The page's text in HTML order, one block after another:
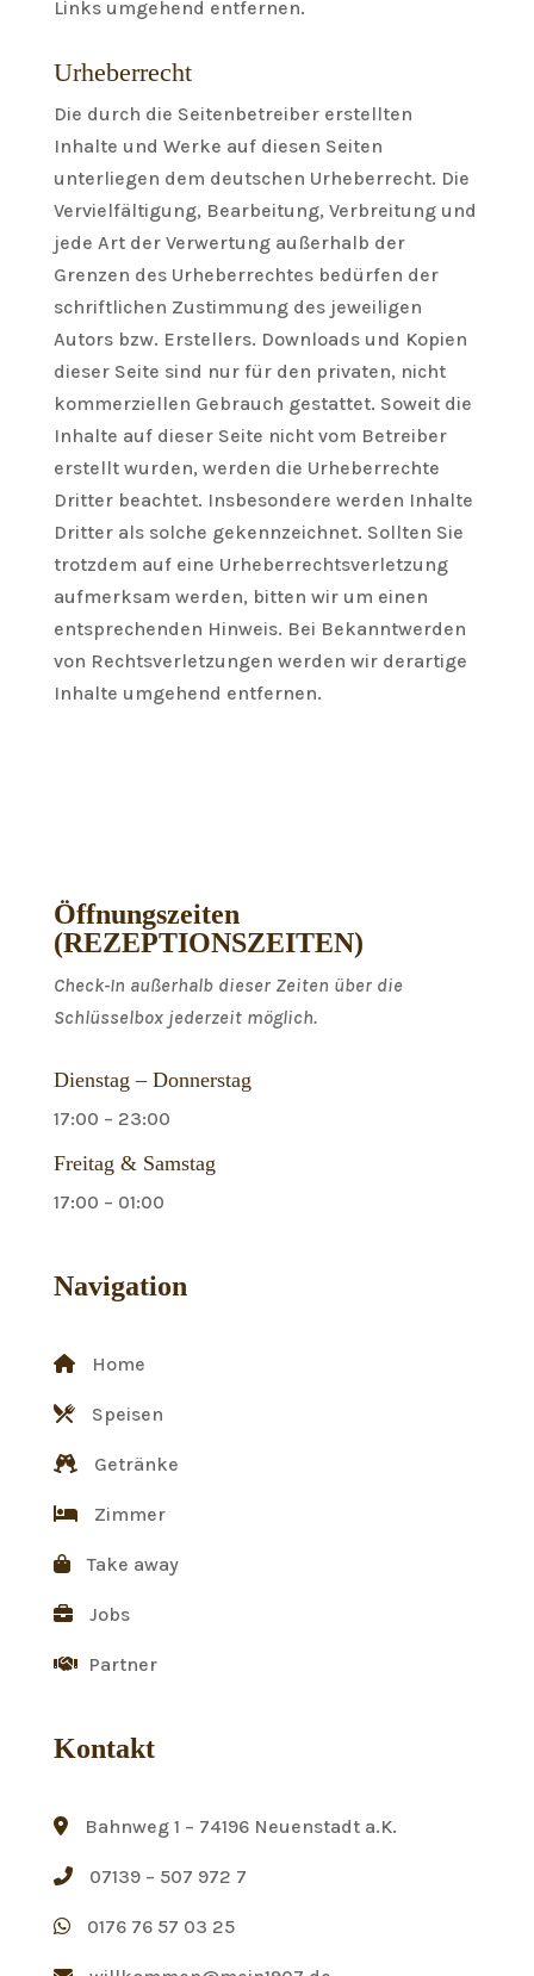
Links umgehend entfernen.
Urheberrecht
Die durch die Seitenbetreiber erstellten
Inhalte und Werke auf diesen Seiten
unterliegen dem deutschen Urheberrecht. Die
Vervielfältigung, Bearbeitung, Verbreitung und
jede Art der Verwertung außerhalb der
Grenzen des Urheberrechtes bedürfen der
schriftlichen Zustimmung des jeweiligen
Autors bzw. Erstellers. Downloads und Kopien
dieser Seite sind nur für den privaten, nicht
kommerziellen Gebrauch gestattet. Soweit die
Inhalte auf dieser Seite nicht vom Betreiber
erstellt wurden, werden die Urheberrechte
Dritter beachtet. Insbesondere werden Inhalte
Dritter als solche gekennzeichnet. Sollten Sie
trotzdem auf eine Urheberrechtsverletzung
aufmerksam werden, bitten wir um einen
entsprechenden Hinweis. Bei Bekanntwerden
von Rechtsverletzungen werden wir derartige
Inhalte umgehend entfernen.
Öffnungszeiten
(REZEPTIONSZEITEN)
Check-In außerhalb dieser Zeiten über die
Schlüsselbox jederzeit möglich.
Dienstag – Donnerstag
17:00 – 23:00
Freitag & Samstag
17:00 – 01:00
Navigation
Home
Speisen
Getränke
Zimmer
Take away
Jobs
Partner
Kontakt
Bahnweg 1 – 74196 Neuenstadt a.K.
07139 – 507 972 7
0176 76 57 03 25